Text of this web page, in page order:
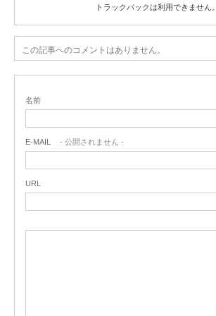
トラックバックは利用できません。
この記事へのコメントはありません。
名前
E-MAIL - 公開されません -
URL